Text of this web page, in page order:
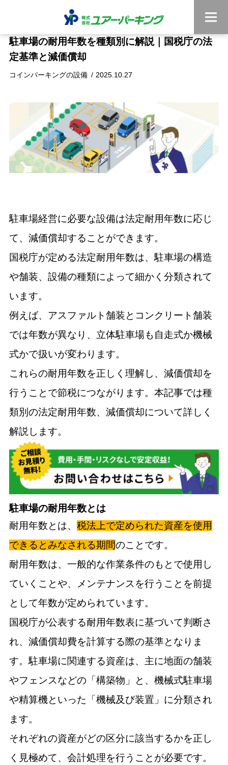
コインパーキングの設備 2025.10.27
駐車場の耐用年数を種類別に解説｜国税庁の法
定基準と減価償却
駐車場経営に必要な設備は法定耐用年数に応じ
て、減価償却することができます。
国税庁が定める法定耐用年数は、駐車場の構造
や舗装、設備の種類によって細かく分類されて
います。
例えば、アスファルト舗装とコンクリート舗装
では年数が異なり、立体駐車場も自走式か機械
式かで扱いが変わります。
これらの耐用年数を正しく理解し、減価償却を
行うことで節税につながります。本記事では種
類別の法定耐用年数、減価償却について詳しく
解説します。
駐車場の耐用年数とは
耐用年数とは、 税法上で定められた資産を使用
できるとみなされる期間のことです。
耐用年数は、一般的な作業条件のもとで使用し
ていくことや、メンテナンスを行うことを前提
として年数が定められています。
国税庁が公表する耐用年数表に基づいて判断さ
れ、減価償却費を計算する際の基準となりま
す。駐車場に関連する資産は、主に地面の舗装
やフェンスなどの「構築物」と、機械式駐車場
や精算機といった「機械及び装置」に分類され
ます。
それぞれの資産がどの区分に該当するかを正し
く見極めて、会計処理を行うことが必要です。